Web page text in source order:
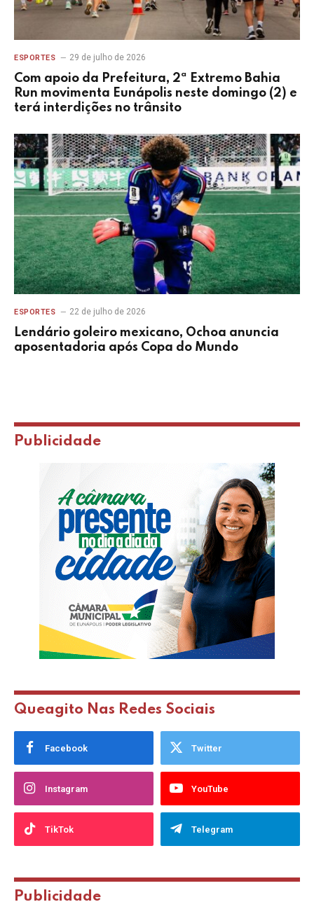
ESPORTES 29 de julho de 2026
Com apoio da Prefeitura, 2ª Extremo Bahia
Run movimenta Eunápolis neste domingo (2) e
terá interdições no trânsito
ESPORTES 22 de julho de 2026
Lendário goleiro mexicano, Ochoa anuncia
aposentadoria após Copa do Mundo
Publicidade
Queagito Nas Redes Sociais
Facebook Twitter
Instagram YouTube
TikTok Telegram
Publicidade